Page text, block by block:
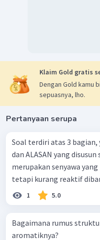
Klaim Gold gratis
Dengan Gold kamu
sepuasnya, lho.
Pertanyaan serupa
Soal terdiri atas 3 bagian,
dan ALASAN yang disusun
merupakan senyawa
tetapi kurang reaktif
1 5.0
Bagaimana rumus
aromatiknya?